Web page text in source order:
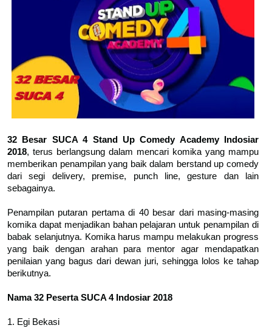
32 Besar SUCA 4 Stand Up Comedy Academy Indosiar
2018, terus berlangsung dalam mencari komika yang mampu
memberikan penampilan yang baik dalam berstand up comedy
dari segi delivery, premise, punch line, gesture dan lain
sebagainya.
Penampilan putaran pertama di 40 besar dari masing-masing
komika dapat menjadikan bahan pelajaran untuk penampilan di
babak selanjutnya. Komika harus mampu melakukan progress
yang baik dengan arahan para mentor agar mendapatkan
penilaian yang bagus dari dewan juri, sehingga lolos ke tahap
berikutnya.
Nama 32 Peserta SUCA 4 Indosiar 2018
1. Egi Bekasi